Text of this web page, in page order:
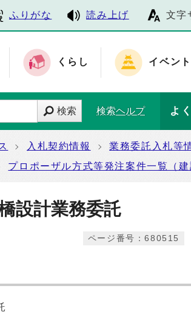
ふりがな 読み上げ 文字
くらし イベン
検索 検索ヘルプ よ
入札契約情報
業務委託入札等
プロポーザル方式等発注案件一覧（建
設計業務委託
ページ番号：680515